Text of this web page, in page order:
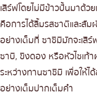
เสิร์ฟโดยไม่มีข้าวปั้นมาด้
คือการได้ลิ้มรสชาติและสั
อย่างเต็มที่ ซาชิมิมักจะเสิ
ซาบิ, ขิงดอง หรือหัวไชเท้
ระหว่างทานซาชิมิ เพื่อให้ไ
อย่างเต็มปากเต็มคำ